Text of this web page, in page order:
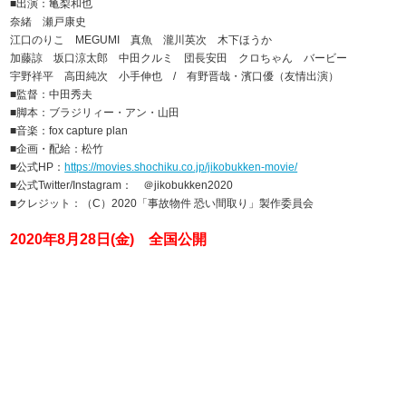
■出演：亀梨和也
奈緒 瀬戸康史
江口のりこ MEGUMI 真魚 瀧川英次 木下ほうか
加藤諒 坂口涼太郎 中田クルミ 団長安田 クロちゃん バービー
宇野祥平 高田純次 小手伸也 / 有野晋哉・濱口優（友情出演）
■監督：中田秀夫
■脚本：ブラジリィー・アン・山田
■音楽：fox capture plan
■企画・配給：松竹
■公式HP： https://movies.shochiku.co.jp/jikobukken-movie/
■公式Twitter/Instagram： ＠jikobukken2020
■クレジット：（C）2020「事故物件 恐い間取り」製作委員会
2020年8月28日(金) 全国公開